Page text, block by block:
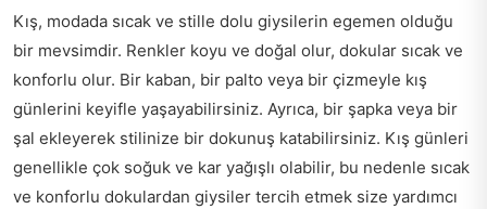
Kış, modada sıcak ve stille dolu giysilerin egemen olduğu
bir mevsimdir. Renkler koyu ve doğal olur, dokular sıcak ve
konforlu olur. Bir kaban, bir palto veya bir çizmeyle kış
günlerini keyifle yaşayabilirsiniz. Ayrıca, bir şapka veya bir
şal ekleyerek stilinize bir dokunuş katabilirsiniz. Kış günleri
genellikle çok soğuk ve kar yağışlı olabilir, bu nedenle sıcak
ve konforlu dokulardan giysiler tercih etmek size yardımcı